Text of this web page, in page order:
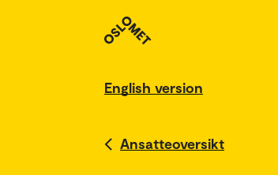
English version
Ansatteoversikt